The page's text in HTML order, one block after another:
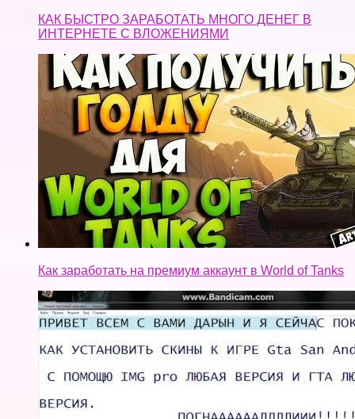
КАК БЫСТРО ЗАРАБОТАТЬ МНОГО ДЕНЕГ В
ИНТЕРНЕТЕ С ВЛОЖЕНИЯМИ
Как заработать на премиум аккаунт в World of Tanks